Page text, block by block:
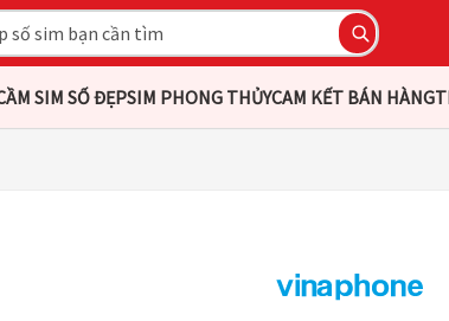
SIM SỐ ĐẸPSIM PHONG THỦYCAM KẾT BÁN HÀNG